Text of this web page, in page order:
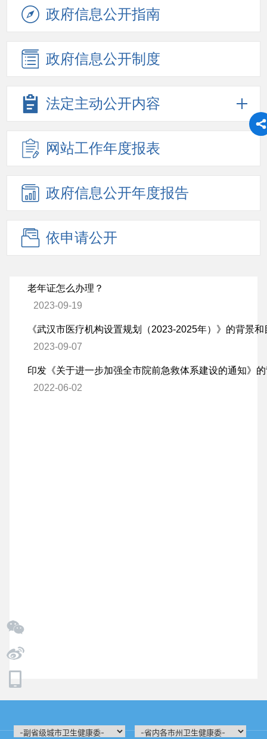
政府信息公开指南
政府信息公开制度
法定主动公开内容
网站工作年度报表
政府信息公开年度报告
依申请公开
老年证怎么办理？
2023-09-19
《武汉市医疗机构设置规划（2023-2025年）》的背景
2023-09-07
印发《关于进一步加强全市院前急救体系建设的通知》
2022-06-02